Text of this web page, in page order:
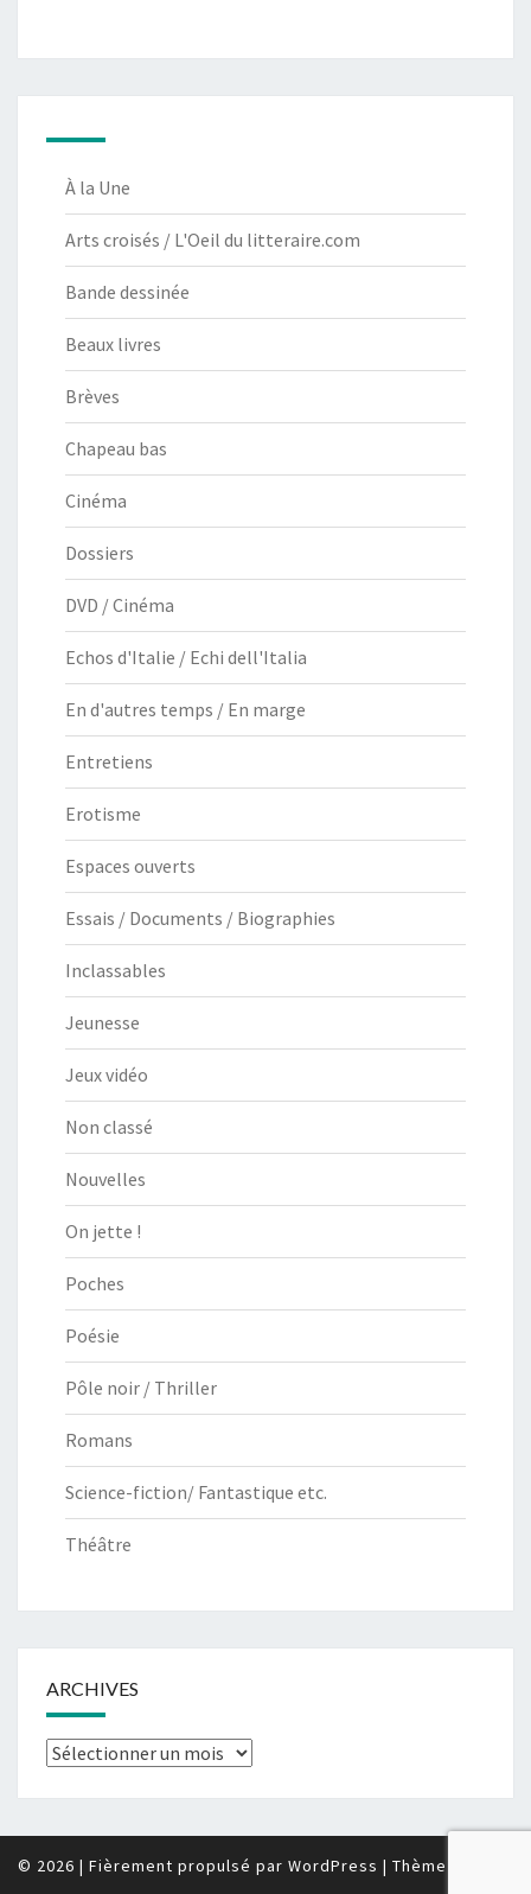
À la Une
Arts croisés / L'Oeil du litteraire.com
Bande dessinée
Beaux livres
Brèves
Chapeau bas
Cinéma
Dossiers
DVD / Cinéma
Echos d'Italie / Echi dell'Italia
En d'autres temps / En marge
Entretiens
Erotisme
Espaces ouverts
Essais / Documents / Biographies
Inclassables
Jeunesse
Jeux vidéo
Non classé
Nouvelles
On jette !
Poches
Poésie
Pôle noir / Thriller
Romans
Science-fiction/ Fantastique etc.
Théâtre
ARCHIVES
Archives
© 2026 | Fièrement propulsé par WordPress | Thème :